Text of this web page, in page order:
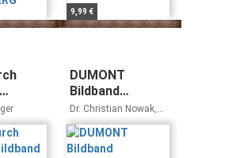
9,99 €
-
DUMONT
Bildband
Legendäre
Seereise
Hurtigruten: Mit
dem Postschiff
Dr. Christian Nowak,
Annette Ster, Michael
Möbius